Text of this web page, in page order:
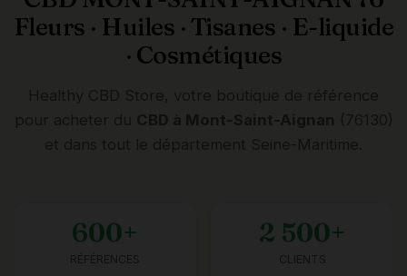
Fleurs · Huiles · Tisanes · E-liquide
· Cosmétiques
Healthy CBD Store, votre boutique de référence
pour acheter du CBD à Mont-Saint-Aignan (76130)
et dans tout le département Seine-Maritime.
600+
RÉFÉRENCES
2 500+
CLIENTS